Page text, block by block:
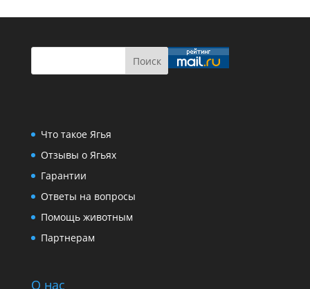
Что такое Ягья
Отзывы о Ягьях
Гарантии
Ответы на вопросы
Помощь животным
Партнерам
О нас